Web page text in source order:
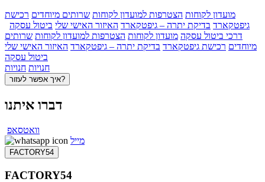
מועדון לקוחות הצטרפות למועדון לקוחות שרותים מיוחדים רכישת
גיפטקארד בדיקת יתרה – גיפטקארד האיזור האישי שלי ביטול עסקה
דרכי ביטול עסקה מועדון לקוחות הצטרפות למועדון לקוחות שרותים
מיוחדים רכישת גיפטקארד בדיקת יתרה – גיפטקארד האיזור האישי שלי
ביטול עסקה
חנויות חנויות
איך אפשר לעזור?
דברו איתנו
וואטסאפ
מייל
FACTORY54
FACTORY54